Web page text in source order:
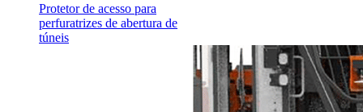
Protetor de acesso para
perfuratrizes de abertura de
túneis